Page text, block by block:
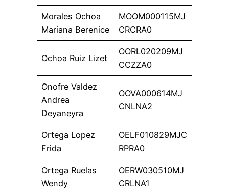
Morales Ochoa
Mariana Berenice
MOOM000115MJ
CRCRA0
Ochoa Ruiz Lizet
OORL020209MJ
CCZZA0
Onofre Valdez
Andrea
Deyaneyra
OOVA000614MJ
CNLNA2
Ortega Lopez
Frida
OELF010829MJC
RPRA0
Ortega Ruelas
Wendy
OERW030510MJ
CRLNA1